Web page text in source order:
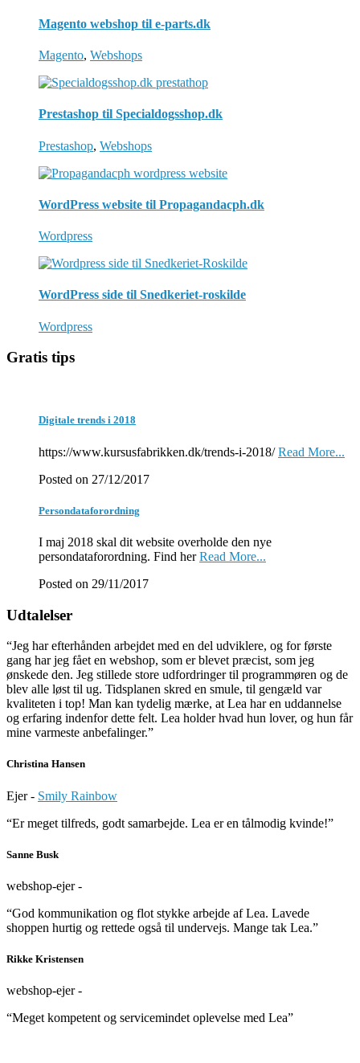
Magento webshop til e-parts.dk
Magento, Webshops
Prestashop til Specialdogsshop.dk
Prestashop, Webshops
WordPress website til Propagandacph.dk
Wordpress
WordPress side til Snedkeriet-roskilde
Wordpress
Gratis tips
Digitale trends i 2018
https://www.kursusfabrikken.dk/trends-i-2018/Read More...
Posted on 27/12/2017
Persondataforordning
I maj 2018 skal dit website overholde den nye
persondataforordning. Find herRead More...
Posted on 29/11/2017
Udtalelser
“Jeg har efterhånden arbejdet med en del udviklere, og for første
gang har jeg fået en webshop, som er blevet præcist, som jeg
ønskede den. Jeg stillede store udfordringer til programmøren og de
blev alle løst til ug. Tidsplanen skred en smule, til gengæld var
kvaliteten i top! Man kan tydelig mærke, at Lea har en uddannelse
og erfaring indenfor dette felt. Lea holder hvad hun lover, og hun får
mine varmeste anbefalinger.”
Christina Hansen
Ejer - Smily Rainbow
“Er meget tilfreds, godt samarbejde. Lea er en tålmodig kvinde!”
Sanne Busk
webshop-ejer -
“God kommunikation og flot stykke arbejde af Lea. Lavede
shoppen hurtig og rettede også til undervejs. Mange tak Lea.”
Rikke Kristensen
webshop-ejer -
“Meget kompetent og servicemindet oplevelse med Lea”